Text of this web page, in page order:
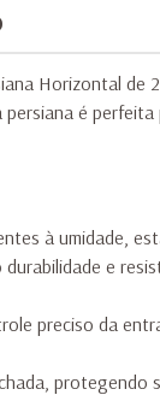
Horizontal de
é perfeita
à umidade,
e
preciso da
protegendo